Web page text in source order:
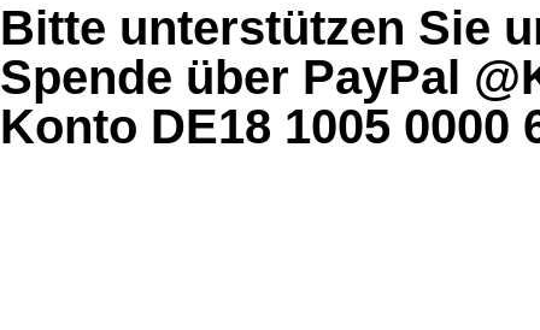
Bitte unterstützen Sie
Spende über PayPal
Konto DE18 1005 0000